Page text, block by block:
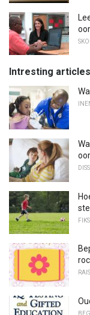
Intresting articles
stel